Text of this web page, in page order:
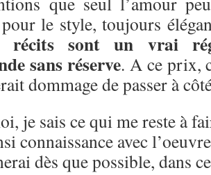
le style, toujours
récits sont un vrai
sans réserve. A ce prix,
dommage de passer à
je sais ce qui me reste à
connaissance avec
dès que possible, dans